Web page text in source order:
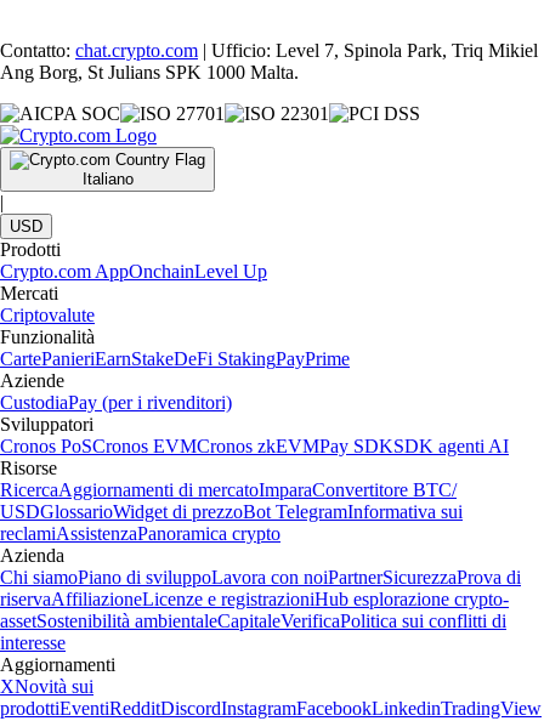
Contatto: chat.crypto.com | Ufficio: Level 7, Spinola Park, Triq Mikiel
Ang Borg, St Julians SPK 1000 Malta.
Italiano
|
USD
Prodotti
Crypto.com AppOnchainLevel Up
Mercati
Criptovalute
Funzionalità
CartePanieriEarnStakeDeFi StakingPayPrime
Aziende
CustodiaPay (per i rivenditori)
Sviluppatori
Cronos PoSCronos EVMCronos zkEVMPay SDKSDK agenti AI
Risorse
RicercaAggiornamenti di mercatoImparaConvertitore BTC/
USDGlossarioWidget di prezzoBot TelegramInformativa sui
reclamiAssistenzaPanoramica crypto
Azienda
Chi siamoPiano di sviluppoLavora con noiPartnerSicurezzaProva di
riservaAffiliazioneLicenze e registrazioniHub esplorazione crypto-
assetSostenibilità ambientaleCapitaleVerificaPolitica sui conflitti di
interesse
Aggiornamenti
XNovità sui
prodottiEventiRedditDiscordInstagramFacebookLinkedinTradingView